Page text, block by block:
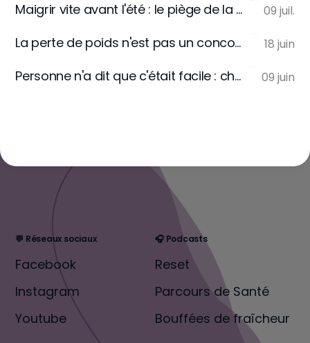
Maigrir vite avant l'été : le piège de la deadline qui programme ta reprise. | RESET. 17 09 juil.
La perte de poids n'est pas un concours hebdomadaire : ce que la balance du samedi ne te dira jamais. | RESET. 16 18 juin
Personne n'a dit que c'était facile : choose your hard. | RESET. 15 09 juin
💬 Réseaux sociaux
Facebook
Instagram
Youtube
🎧 Podcasts
Reset
Parcours de Santé
Bouffées de fraîcheur